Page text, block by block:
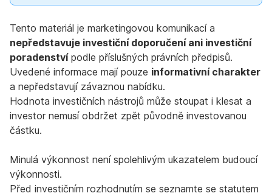
Tento materiál je marketingovou komunikací a
nepředstavuje investiční doporučení ani investiční
poradenstvípodle příslušných právních předpisů.
Uvedené informace mají pouze informativní charakter
a nepředstavují závaznou nabídku.
Hodnota investičních nástrojů může stoupat i klesat a
investor nemusí obdržet zpět původně investovanou
částku.
Minulá výkonnost není spolehlivým ukazatelem budoucí
výkonnosti.
Před investičním rozhodnutím se seznamte se statutem